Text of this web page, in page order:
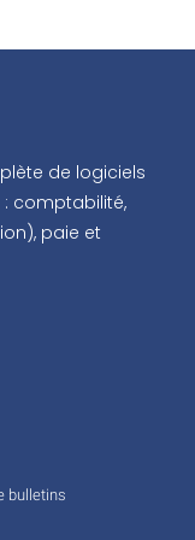
de logiciels
: comptabilité,
paie et
bulletins